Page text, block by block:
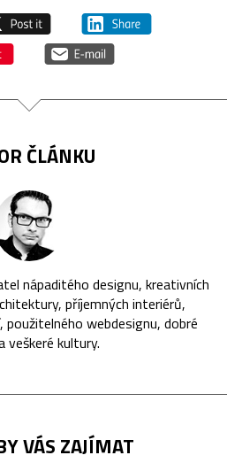
ČLÁNKU
nápaditého designu, kreativních
příjemných interiérů,
webdesignu, dobré
veškeré kultury.
VÁS ZAJÍMAT